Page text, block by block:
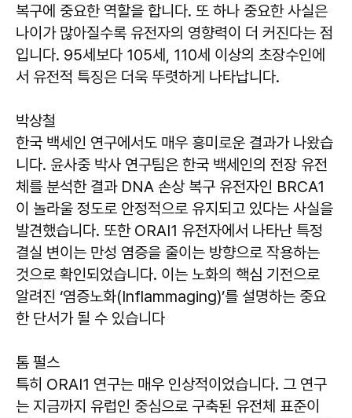
복구에 중요한 역할을 합니다. 또 하나 중요한 사실은
나이가 많아질수록 유전자의 영향력이 더 커진다는 점
입니다. 95세보다 105세, 110세 이상의 초장수인에
서 유전적 특징은 더욱 뚜렷하게 나타납니다.
박상철
한국 백세인 연구에서도 매우 흥미로운 결과가 나왔습
니다. 윤사중 박사 연구팀은 한국 백세인의 전장 유전
체를 분석한 결과 DNA 손상 복구 유전자인 BRCA1
이 놀라울 정도로 안정적으로 유지되고 있다는 사실을
발견했습니다. 또한 ORAI1 유전자에서 나타난 특정
결실 변이는 만성 염증을 줄이는 방향으로 작용하는
것으로 확인되었습니다. 이는 노화의 핵심 기전으로
알려진 ‘염증노화(Inflammaging)’를 설명하는 중요
한 단서가 될 수 있습니다
톰 펄스
특히 ORAI1 연구는 매우 인상적이었습니다. 그 연구
는 지금까지 유럽인 중심으로 구축된 유전체 표준이